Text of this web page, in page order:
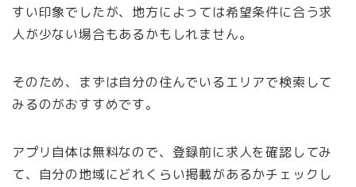
すい印象でしたが、地方によっては希望条件に合う求
人が少ない場合もあるかもしれません。
そのため、まずは自分の住んでいるエリアで検索して
みるのがおすすめです。
アプリ自体は無料なので、登録前に求人を確認してみ
て、自分の地域にどれくらい掲載があるかチェックし